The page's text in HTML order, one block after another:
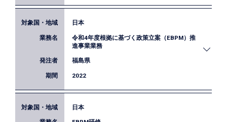
岡山県庁のEBPMに係る実務担当者に対し、課題分
析やロジックモデル作成、効果検証デザインの設計
（ランダム化比較試験、差の差分析等）等に関する
スキル習得を目的とした研修を行いました。
日本
令和4年度根拠に基づく政策立案（EBPM）推
進事業業務
福島県
2022
福島県では、令和４年度からスタートした新しい福
日本